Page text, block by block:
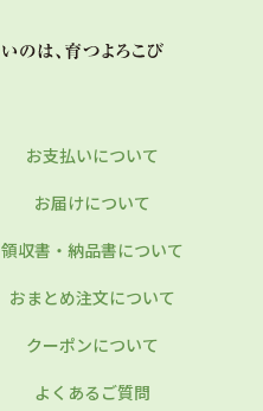
お支払いについて
お届けについて
領収書・納品書について
おまとめ注文について
クーポンについて
よくあるご質問